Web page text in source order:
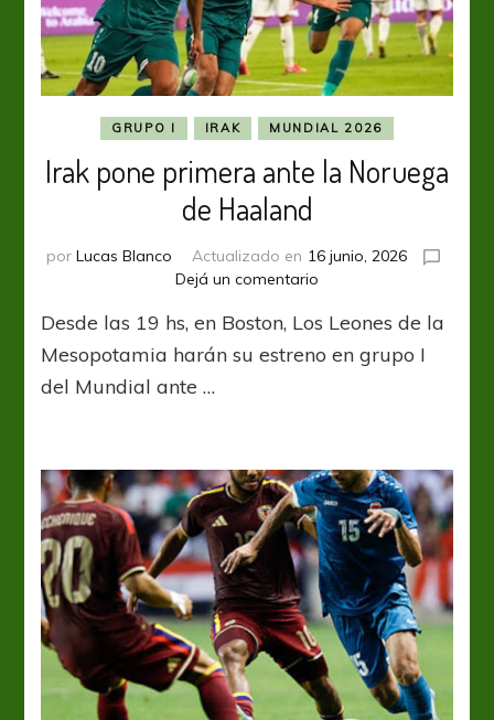
GRUPO I IRAK MUNDIAL 2026
Irak pone primera ante la Noruega
de Haaland
por Lucas Blanco Actualizado en 16 junio, 2026
Dejá un comentario
pone
primera
Desde las 19 hs, en Boston, Los Leones de la
Mesopotamia harán su estreno en grupo I
del Mundial ante …